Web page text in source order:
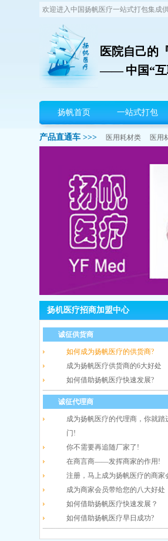
欢迎进入中国扬帆医疗一站式打包集成
医院自己的
—— 中国“互
扬帆首页 一站式打包
产品直通车 >>> 医用耗材类 医用
扬机医疗招商加盟中心
诚征供货商
如何成为扬帆医疗的供货商?
成为扬帆医疗供货商的6大好处
如何借助扬帆医疗快速发展?
诚征代理商
成为扬帆医疗的代理商，你就踏
门!
你不需要再追随厂家了!
在商言商——发挥商家的作用!
注册，马上成为扬帆医疗的商家
成为商家会员带给您的八大好处
如何借助扬帆医疗快速发展？
如何借助扬帆医疗早日成功?